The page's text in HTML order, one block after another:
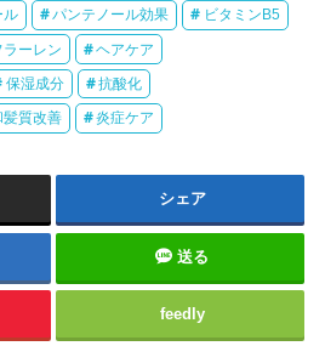
ル パンテノール効果 ビタミンB5
ラーレン ヘアケア
保湿成分 抗酸化
髪質改善 炎症ケア
シェア
送る
feedly